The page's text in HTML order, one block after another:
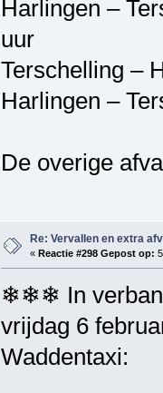
Harlingen –
uur
Terschelling
Harlingen –
De overige
Re: Vervallen en extra
« Reactie #298 Gepost op:
❄❄❄ In
vrijdag 6
Waddentaxi: